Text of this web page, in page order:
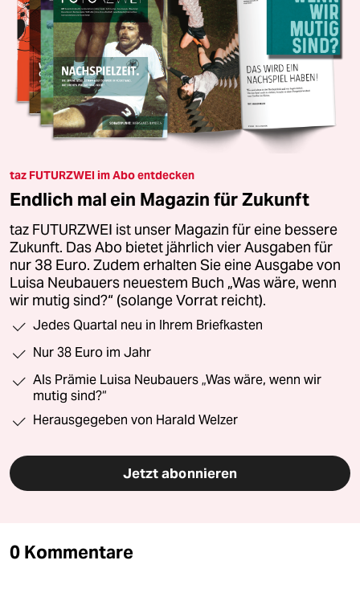
taz FUTURZWEI im Abo entdecken
Endlich mal ein Magazin für Zukunft
taz FUTURZWEI ist unser Magazin für eine bessere
Zukunft. Das Abo bietet jährlich vier Ausgaben für
nur 38 Euro. Zudem erhalten Sie eine Ausgabe von
Luisa Neubauers neuestem Buch „Was wäre, wenn
wir mutig sind?“ (solange Vorrat reicht).
Jedes Quartal neu in Ihrem Briefkasten
Nur 38 Euro im Jahr
Als Prämie Luisa Neubauers „Was wäre, wenn wir
mutig sind?“
Herausgegeben von Harald Welzer
Jetzt abonnieren
0 Kommentare